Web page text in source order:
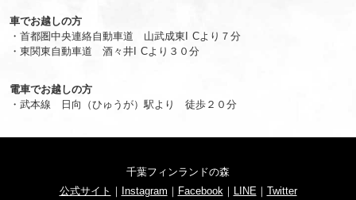
車でお越しの方
・首都圏中央連絡自動車道 山武成東I Cより７分
・東関東自動車道 酒々井I Cより３０分
電車でお越しの方
・武本線 日向（ひゅうが）駅より 徒歩２０分
千葉フィンランドの森
公式サイト ｜ Instagram ｜ Facebook｜ LINE｜ Twitter